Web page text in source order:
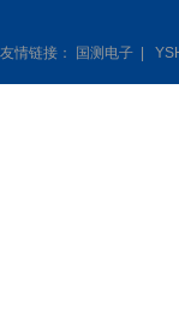
友情链接：
国测电子